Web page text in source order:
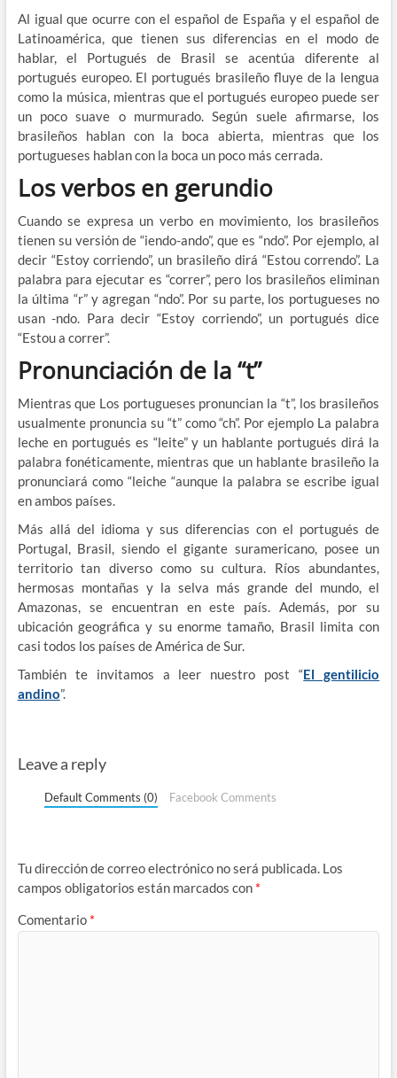
Al igual que ocurre con el español de España y el español de
Latinoamérica, que tienen sus diferencias en el modo de
hablar, el Portugués de Brasil se acentúa diferente al
portugués europeo. El portugués brasileño fluye de la lengua
como la música, mientras que el portugués europeo puede ser
un poco suave o murmurado. Según suele afirmarse, los
brasileños hablan con la boca abierta, mientras que los
portugueses hablan con la boca un poco más cerrada.
Los verbos en gerundio
Cuando se expresa un verbo en movimiento, los brasileños
tienen su versión de “iendo-ando”, que es “ndo”. Por ejemplo, al
decir “Estoy corriendo”, un brasileño dirá “Estou correndo”. La
palabra para ejecutar es “correr”, pero los brasileños eliminan
la última “r” y agregan “ndo”. Por su parte, los portugueses no
usan -ndo. Para decir “Estoy corriendo”, un portugués dice
“Estou a correr”.
Pronunciación de la “t”
Mientras que Los portugueses pronuncian la “t”, los brasileños
usualmente pronuncia su “t” como “ch”. Por ejemplo La palabra
leche en portugués es “leite” y un hablante portugués dirá la
palabra fonéticamente, mientras que un hablante brasileño la
pronunciará como “leiche “aunque la palabra se escribe igual
en ambos países.
Más allá del idioma y sus diferencias con el portugués de
Portugal, Brasil, siendo el gigante suramericano, posee un
territorio tan diverso como su cultura. Ríos abundantes,
hermosas montañas y la selva más grande del mundo, el
Amazonas, se encuentran en este país. Además, por su
ubicación geográfica y su enorme tamaño, Brasil limita con
casi todos los países de América de Sur.
También te invitamos a leer nuestro post “El gentilicio
andino”.
Leave a reply
Default Comments (0) Facebook Comments
Tu dirección de correo electrónico no será publicada. Los
campos obligatorios están marcados con *
Comentario *